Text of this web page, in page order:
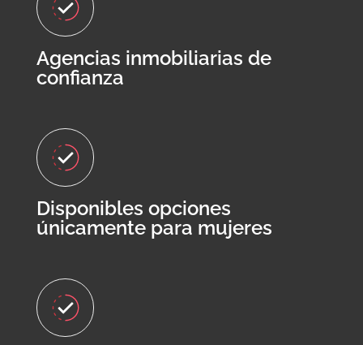
Agencias inmobiliarias de
confianza
Disponibles opciones
únicamente para mujeres